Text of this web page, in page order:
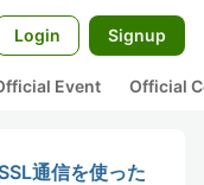
Login Signup
Event Official
通信を使った